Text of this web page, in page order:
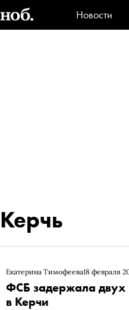
Новости
Екатерина Тимофеева18 февраля
ФСБ задержала двух
в Керчи